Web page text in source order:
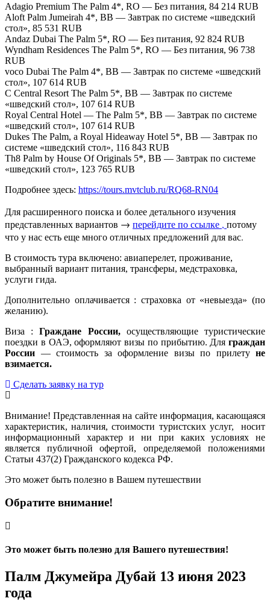
Adagio Premium The Palm 4*, RO — Без питания, 84 214 RUB
Aloft Palm Jumeirah 4*, BB — Завтрак по системе «шведский
стол», 85 531 RUB
Andaz Dubai The Palm 5*, RO — Без питания, 92 824 RUB
Wyndham Residences The Palm 5*, RO — Без питания, 96 738
RUB
voco Dubai The Palm 4*, BB — Завтрак по системе «шведский
стол», 107 614 RUB
C Central Resort The Palm 5*, BB — Завтрак по системе
«шведский стол», 107 614 RUB
Royal Central Hotel — The Palm 5*, BB — Завтрак по системе
«шведский стол», 107 614 RUB
Dukes The Palm, a Royal Hideaway Hotel 5*, BB — Завтрак по
системе «шведский стол», 116 843 RUB
Th8 Palm by House Of Originals 5*, BB — Завтрак по системе
«шведский стол», 123 765 RUB
Подробнее здесь: https://tours.mvtclub.ru/RQ68-RN04
Для расширенного поиска и более детального изучения
представленных вариантов → перейдите по ссылке , потому
что у нас есть еще много отличных предложений для вас.
В стоимость тура включено: авиаперелет, проживание,
выбранный вариант питания, трансферы, медстраховка,
услуги гида.
Дополнительно оплачивается : страховка от «невыезда» (по
желанию).
Виза :Граждане России, осуществляющие туристические
поездки в ОАЭ, оформляют визы по прибытию. Для граждан
России — стоимость за оформление визы по прилету не
взимается.
Сделать заявку на тур
Внимание! Представленная на сайте информация, касающаяся
характеристик, наличия, стоимости туристских услуг, носит
информационный характер и ни при каких условиях не
является публичной офертой, определяемой положениями
Статьи 437(2) Гражданского кодекса РФ.
Это может быть полезно в Вашем путешествии
Обратите внимание!
Это может быть полезно для Вашего путешествия!
Палм Джумейра Дубай 13 июня 2023
года